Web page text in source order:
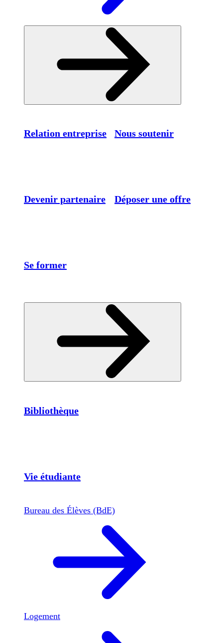
Relation entreprise Nous soutenir
Devenir partenaire Déposer une offre
Se former
Bibliothèque
Vie étudiante
Bureau des Élèves (BdE)
Logement